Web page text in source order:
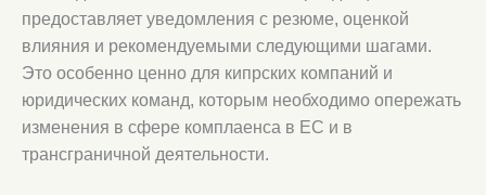
предоставляет уведомления с резюме, оценкой
влияния и рекомендуемыми следующими шагами.
Это особенно ценно для кипрских компаний и
юридических команд, которым необходимо опережать
изменения в сфере комплаенса в ЕС и в
трансграничной деятельности.